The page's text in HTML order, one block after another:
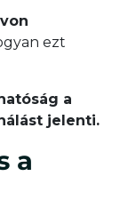
ezt
a
jelenti.
a